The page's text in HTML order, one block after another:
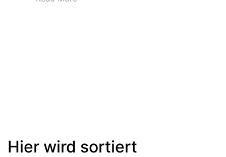
Hier wird sortiert